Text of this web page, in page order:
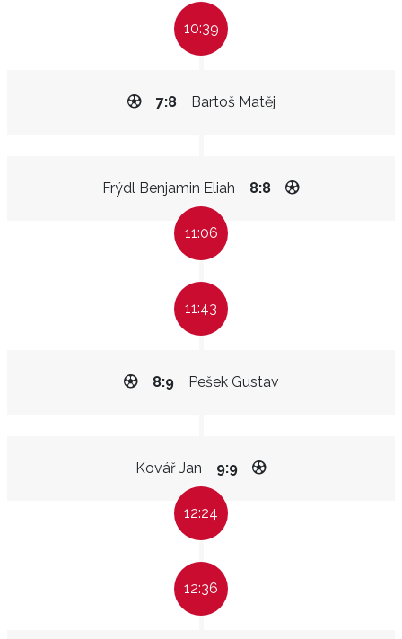
10:39
Bartoš Matěj
7:8
Frýdl Benjamin Eliah 8:8
11:06
11:43
Pešek Gustav
8:9
Kovář Jan 9:9
12:24
12:36